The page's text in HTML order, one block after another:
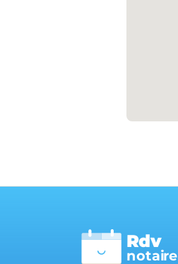
notaire
Rdv